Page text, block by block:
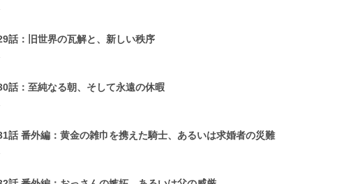
話：旧世界の瓦解と、新しい秩序
話：至純なる朝、そして永遠の休暇
話 番外編：黄金の雑巾を携えた騎士、あるいは求婚者の災難